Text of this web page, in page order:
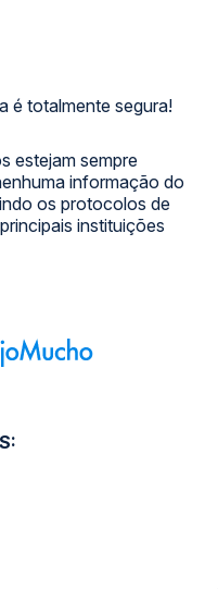
é totalmente segura!
estejam sempre
informação do
os protocolos de
instituições